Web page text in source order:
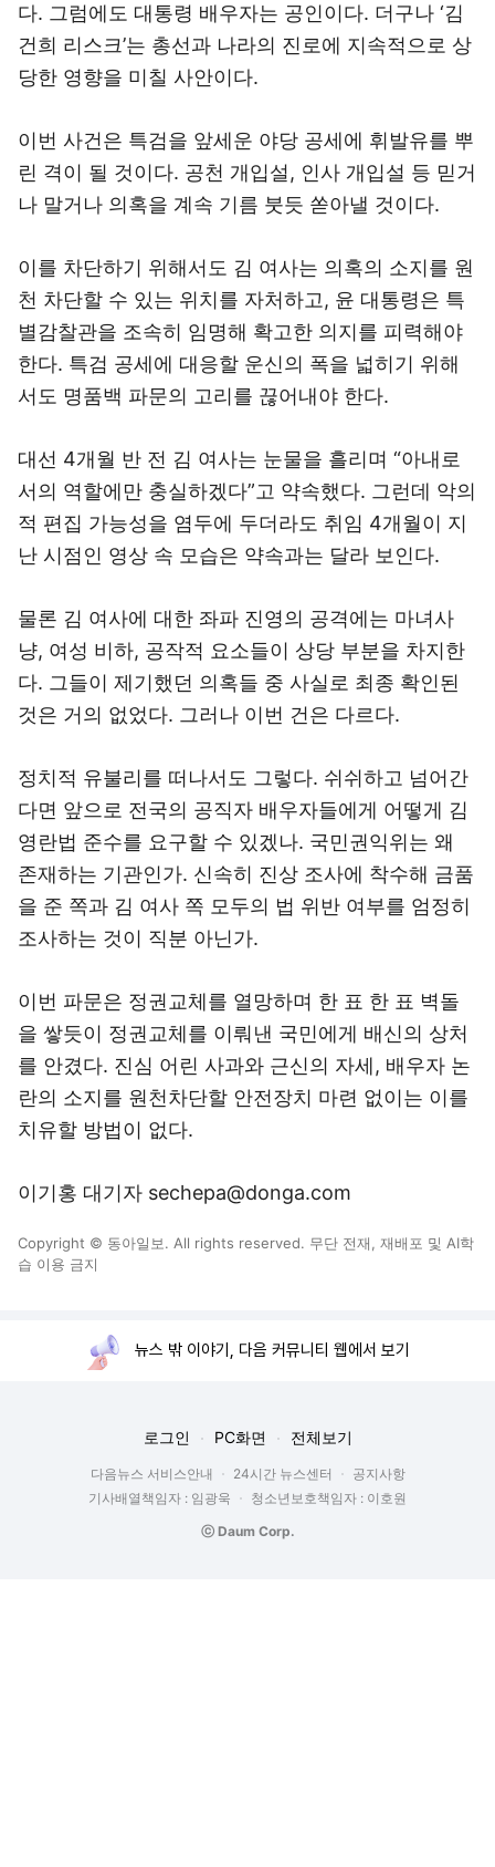
다. 그럼에도 대통령 배우자는 공인이다. 더구나 ‘김
건희 리스크’는 총선과 나라의 진로에 지속적으로 상
당한 영향을 미칠 사안이다.
이번 사건은 특검을 앞세운 야당 공세에 휘발유를 뿌
린 격이 될 것이다. 공천 개입설, 인사 개입설 등 믿거
나 말거나 의혹을 계속 기름 붓듯 쏟아낼 것이다.
이를 차단하기 위해서도 김 여사는 의혹의 소지를 원
천 차단할 수 있는 위치를 자처하고, 윤 대통령은 특
별감찰관을 조속히 임명해 확고한 의지를 피력해야
한다. 특검 공세에 대응할 운신의 폭을 넓히기 위해
서도 명품백 파문의 고리를 끊어내야 한다.
대선 4개월 반 전 김 여사는 눈물을 흘리며 “아내로
서의 역할에만 충실하겠다”고 약속했다. 그런데 악의
적 편집 가능성을 염두에 두더라도 취임 4개월이 지
난 시점인 영상 속 모습은 약속과는 달라 보인다.
물론 김 여사에 대한 좌파 진영의 공격에는 마녀사
냥, 여성 비하, 공작적 요소들이 상당 부분을 차지한
다. 그들이 제기했던 의혹들 중 사실로 최종 확인된
것은 거의 없었다. 그러나 이번 건은 다르다.
정치적 유불리를 떠나서도 그렇다. 쉬쉬하고 넘어간
다면 앞으로 전국의 공직자 배우자들에게 어떻게 김
영란법 준수를 요구할 수 있겠나. 국민권익위는 왜
존재하는 기관인가. 신속히 진상 조사에 착수해 금품
을 준 쪽과 김 여사 쪽 모두의 법 위반 여부를 엄정히
조사하는 것이 직분 아닌가.
이번 파문은 정권교체를 열망하며 한 표 한 표 벽돌
을 쌓듯이 정권교체를 이뤄낸 국민에게 배신의 상처
를 안겼다. 진심 어린 사과와 근신의 자세, 배우자 논
란의 소지를 원천차단할 안전장치 마련 없이는 이를
치유할 방법이 없다.
이기홍 대기자 sechepa@donga.com
Copyright © 동아일보. All rights reserved. 무단 전재, 재배포 및 AI학
습 이용 금지
뉴스 밖 이야기, 다음 커뮤니티 웹에서 보기
로그인 PC화면 전체보기
다음뉴스 서비스안내 24시간 뉴스센터
공지사항
기사배열책임자 : 임광욱
청소년보호책임자 : 이호원
ⓒ Daum Corp.